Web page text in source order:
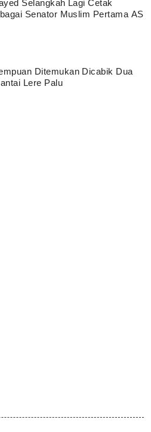
Selangkah Lagi Cetak
Senator Muslim Pertama AS
Ditemukan Dicabik Dua
Lere Palu